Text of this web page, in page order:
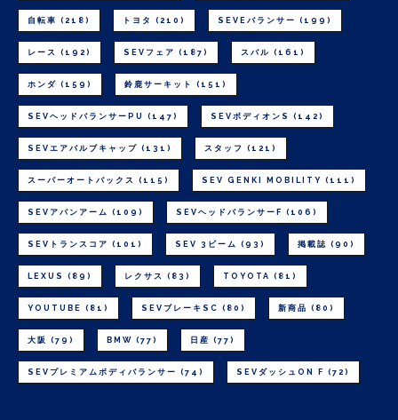
自転車 (218) トヨタ (210) SEVEバランサー (199)
レース (192) SEVフェア (187) スバル (161)
ホンダ (159) 鈴鹿サーキット (151)
SEVヘッドバランサーPU (147) SEVボディオンS (142)
SEVエアバルブキャップ (131) スタッフ (121)
スーパーオートバックス (115) SEV GENKI MOBILITY (111)
SEVアバンアーム (109) SEVヘッドバランサーF (106)
SEVトランスコア (101) SEV 3ビーム (93) 掲載誌 (90)
LEXUS (89) レクサス (83) TOYOTA (81)
YOUTUBE (81) SEVブレーキSC (80) 新商品 (80)
大阪 (79) BMW (77) 日産 (77)
SEVプレミアムボディバランサー (74) SEVダッシュON F (72)